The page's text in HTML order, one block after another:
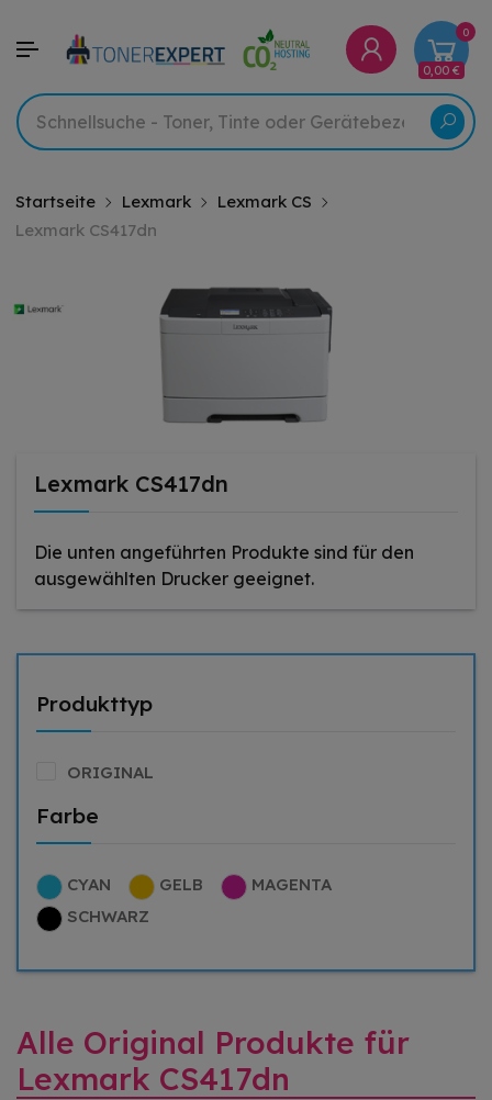
0
0,00 €
Startseite Lexmark
Lexmark CS
Lexmark CS417dn
Lexmark CS417dn
Die unten angeführten Produkte sind für den
ausgewählten Drucker geeignet.
Produkttyp
ORIGINAL
Farbe
CYAN GELB
MAGENTA
SCHWARZ
Alle Original Produkte für
Lexmark CS417dn